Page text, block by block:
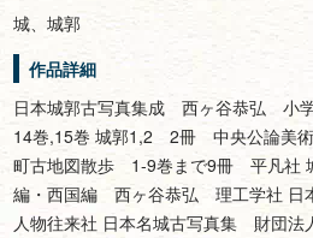
城、城郭
作品詳細
日本城郭古写真集成 西ヶ谷恭弘 小
14巻,15巻 城郭1,2 2冊 中央公論美術
町古地図散歩 1-9巻まで9冊 平凡社
編・西国編 西ヶ谷恭弘 理工学社 日
人物往来社 日本名城古写真集 財団